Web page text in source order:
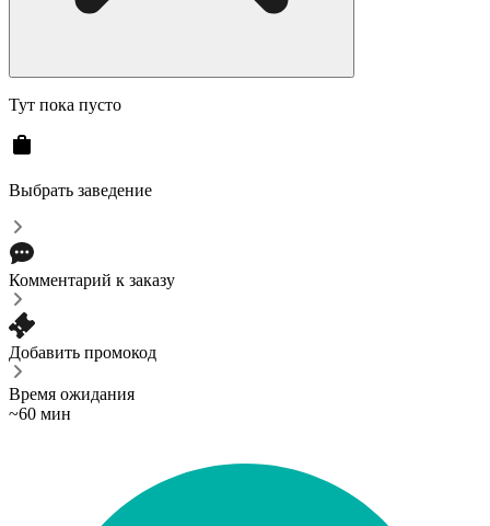
Тут пока пусто
Выбрать заведение
Комментарий к заказу
Добавить промокод
Время ожидания
~60 мин